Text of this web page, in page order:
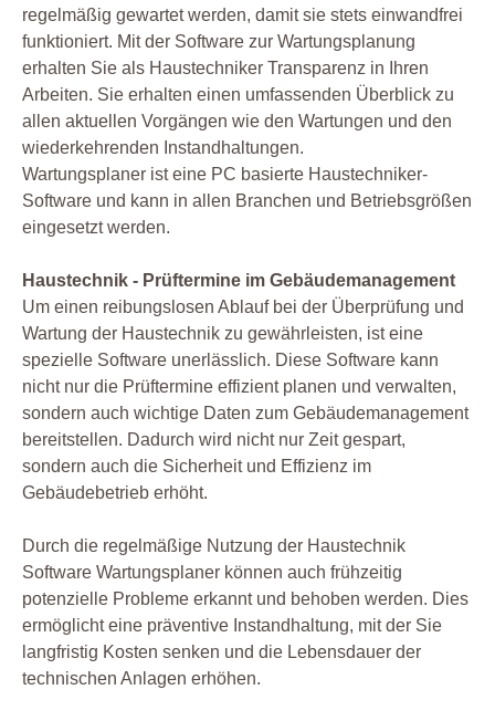
regelmäßig gewartet werden, damit sie stets einwandfrei
funktioniert. Mit der Software zur Wartungsplanung
erhalten Sie als Haustechniker Transparenz in Ihren
Arbeiten. Sie erhalten einen umfassenden Überblick zu
allen aktuellen Vorgängen wie den Wartungen und den
wiederkehrenden Instandhaltungen.
Wartungsplaner ist eine PC basierte Haustechniker-
Software und kann in allen Branchen und Betriebsgrößen
eingesetzt werden.
Haustechnik - Prüftermine im Gebäudemanagement
Um einen reibungslosen Ablauf bei der Überprüfung und
Wartung der Haustechnik zu gewährleisten, ist eine
spezielle Software unerlässlich. Diese Software kann
nicht nur die Prüftermine effizient planen und verwalten,
sondern auch wichtige Daten zum Gebäudemanagement
bereitstellen. Dadurch wird nicht nur Zeit gespart,
sondern auch die Sicherheit und Effizienz im
Gebäudebetrieb erhöht.
Durch die regelmäßige Nutzung der Haustechnik
Software Wartungsplaner können auch frühzeitig
potenzielle Probleme erkannt und behoben werden. Dies
ermöglicht eine präventive Instandhaltung, mit der Sie
langfristig Kosten senken und die Lebensdauer der
technischen Anlagen erhöhen.